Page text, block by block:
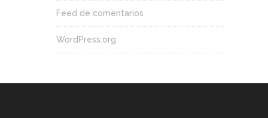
Feed de comentarios
WordPress.org